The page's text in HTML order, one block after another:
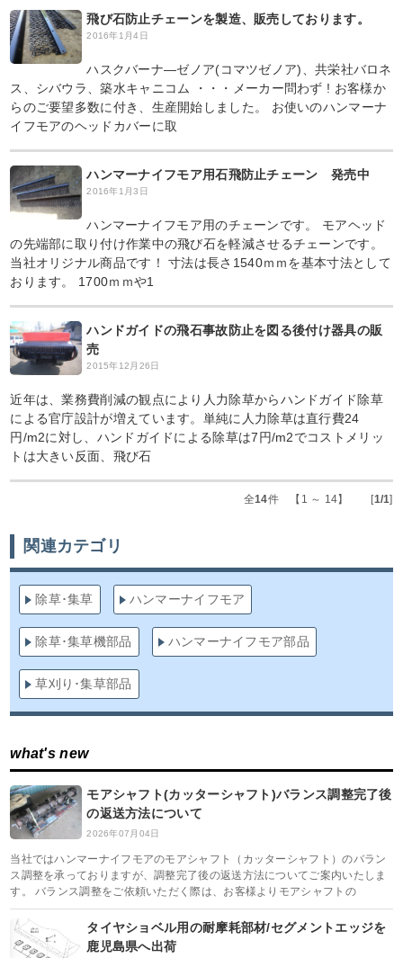
飛び石防止チェーンを製造、販売しております。
2016年1月4日
ハスクバーナ―ゼノア(コマツゼノア)、共栄社バロネ
ス、シバウラ、築水キャニコム ・・・メーカー問わず ! お客様か
らのご要望多数に付き、生産開始しました。 お使いのハンマーナ
イフモアのヘッドカバーに取
ハンマーナイフモア用石飛防止チェーン 発売中
2016年1月3日
ハンマーナイフモア用のチェーンです。 モアヘッド
の先端部に取り付け作業中の飛び石を軽減させるチェーンです。
当社オリジナル商品です！ 寸法は長さ1540ｍｍを基本寸法として
おります。 1700ｍｍや1
ハンドガイドの飛石事故防止を図る後付け器具の販
売
2015年12月26日
近年は、業務費削減の観点により人力除草からハンドガイド除草
による官庁設計が増えています。単純に人力除草は直行費24
円/m2に対し、ハンドガイドによる除草は7円/m2でコストメリッ
トは大きい反面、飛び石
全14件 【1 ～ 14】 [1/1]
関連カテゴリ
除草･集草 ハンマーナイフモア
除草･集草機部品 ハンマーナイフモア部品
草刈り･集草部品
what's new
モアシャフト(カッターシャフト)バランス調整完了後
の返送方法について
2026年07月04日
当社ではハンマーナイフモアのモアシャフト（カッターシャフト）のバラン
ス調整を承っておりますが、調整完了後の返送方法についてご案内いたしま
す。 バランス調整をご依頼いただく際は、お客様よりモアシャフトの
タイヤショベル用の耐摩耗部材/セグメントエッジを
鹿児島県へ出荷